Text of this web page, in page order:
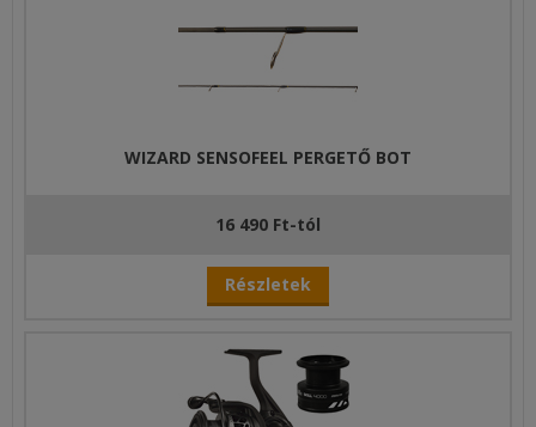
WIZARD SENSOFEEL PERGETŐ BOT
16 490 Ft-tól
Részletek